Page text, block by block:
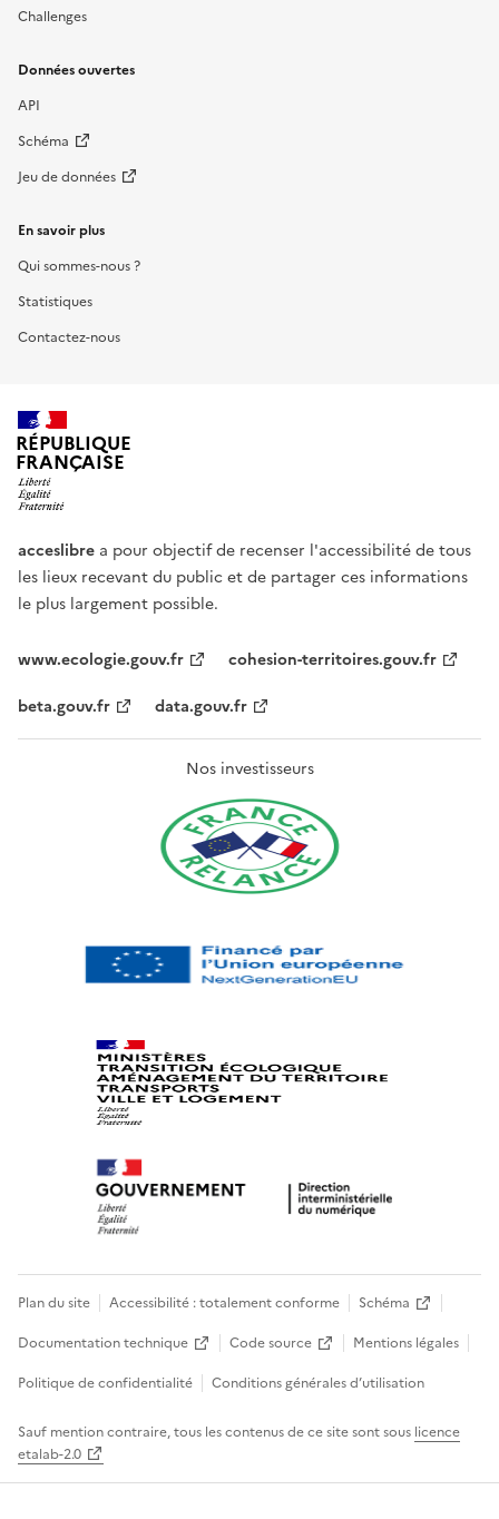
Challenges
Données ouvertes
API
Schéma
Jeu de données
En savoir plus
Qui sommes-nous ?
Statistiques
Contactez-nous
RÉPUBLIQUE
FRANÇAISE
acceslibre a pour objectif de recenser l'accessibilité de tous
les lieux recevant du public et de partager ces informations
le plus largement possible.
www.ecologie.gouv.fr
cohesion-territoires.gouv.fr
beta.gouv.fr
data.gouv.fr
Nos investisseurs
Plan du site Accessibilité : totalement conforme
Schéma
Documentation technique
Code source
Mentions légales
Politique de confidentialité
Conditions générales d’utilisation
Sauf mention contraire, tous les contenus de ce site sont sous licence
etalab-2.0